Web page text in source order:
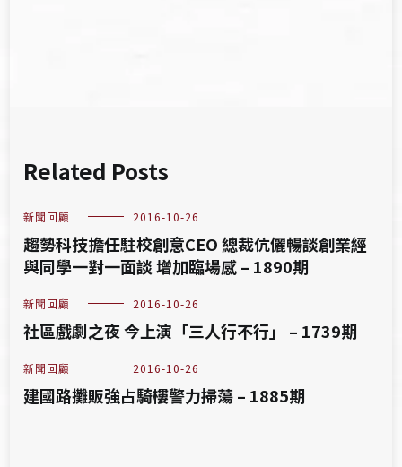
Related Posts
新聞回顧 2016-10-26
趨勢科技擔任駐校創意CEO 總裁伉儷暢談創業經
與同學一對一面談 增加臨場感 – 1890期
新聞回顧 2016-10-26
社區戲劇之夜 今上演「三人行不行」 – 1739期
新聞回顧 2016-10-26
建國路攤販強占騎樓警力掃蕩 – 1885期